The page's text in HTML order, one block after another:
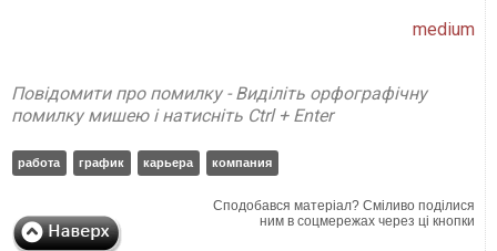
medium
Повідомити про помилку - Виділіть орфографічну
помилку мишею і натисніть Ctrl + Enter
работа график карьера компания
Сподобався матеріал? Сміливо поділися
ним в соцмережах через ці кнопки